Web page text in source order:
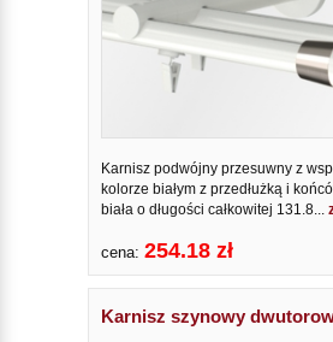
Karnisz podwójny przesuwny z
kolorze białym z przedłużką i
biała o długości całkowitej 131.8...
cena: 254.18 zł
Karnisz szynowy